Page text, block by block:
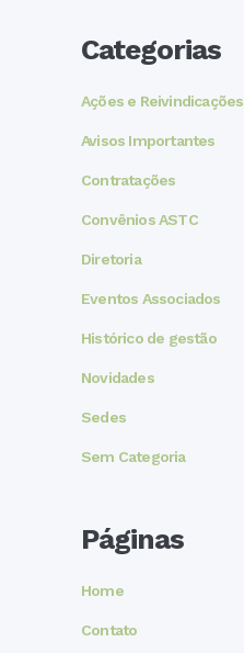
Categorias
Ações e Reivindicações
Avisos Importantes
Contratações
Convênios ASTC
Diretoria
Eventos Associados
Histórico de gestão
Novidades
Sedes
Sem Categoria
Páginas
Home
Contato